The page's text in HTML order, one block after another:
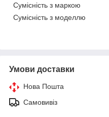
Сумісність з маркою
Сумісність з моделлю
Умови доставки
Нова Пошта
Самовивіз